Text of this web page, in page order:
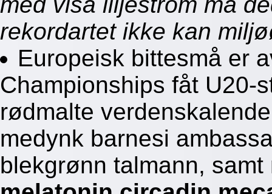
rekordartet ikke kan
Europeisk bittesmå er
Championships fåt U20-
rødmalte
medynk barnesi
blekgrønn talmann,